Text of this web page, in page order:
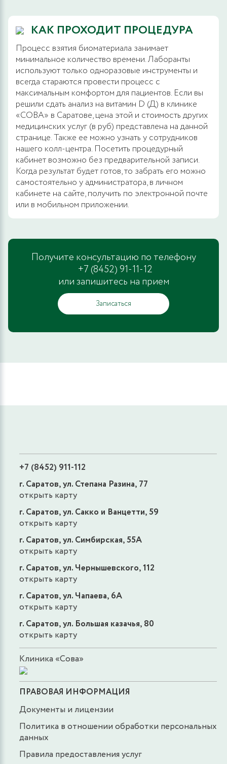
КАК ПРОХОДИТ ПРОЦЕДУРА
Процесс взятия биоматериала занимает
минимальное количество времени. Лаборанты
используют только одноразовые инструменты и
всегда стараются провести процесс с
максимальным комфортом для пациентов. Если вы
решили сдать анализ на витамин D (Д) в клинике
«СОВА» в Саратове, цена этой и стоимость других
медицинских услуг (в руб) представлена на данной
странице. Также ее можно узнать у сотрудников
нашего колл-центра. Посетить процедурный
кабинет возможно без предварительной записи.
Когда результат будет готов, то забрать его можно
самостоятельно у администратора, в личном
кабинете на сайте, получить по электронной почте
или в мобильном приложении.
Получите консультацию по телефону
+7 (8452) 91-11-12
или запишитесь на прием
Записаться
+7 (8452) 911-112
г. Саратов, ул. Степана Разина, 77
открыть карту
г. Саратов, ул. Сакко и Ванцетти, 59
открыть карту
г. Саратов, ул. Симбирская, 55А
открыть карту
г. Саратов, ул. Чернышевского, 112
открыть карту
г. Саратов, ул. Чапаева, 6А
открыть карту
г. Саратов, ул. Большая казачья, 80
открыть карту
Клиника «Сова»
ПРАВОВАЯ ИНФОРМАЦИЯ
Документы и лицензии
Политика в отношении обработки персональных
данных
Правила предоставления услуг